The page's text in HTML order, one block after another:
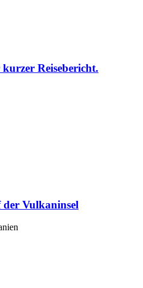
Reisebericht.
der Vulkaninsel